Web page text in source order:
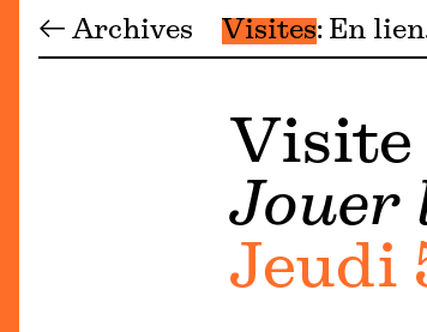
← Archives Visites En lien
Visite
Jouer
Jeudi